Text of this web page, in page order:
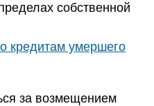
собственной
кредитам умершего
за возмещением